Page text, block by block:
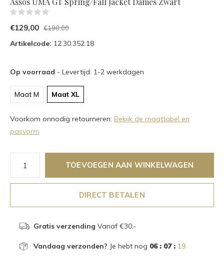
€129,00 €190,00
Artikelcode: 12.30.352.18
Op voorraad - Levertijd: 1-2 werkdagen
Maat M Maat XL
Voorkom onnodig retourneren: Bekijk de maattabel en
pasvorm
TOEVOEGEN AAN WINKELWAGEN
DIRECT BETALEN
Gratis verzending Vanaf €30,-
Vandaag verzonden? Je hebt nog 06 : 07 : 19